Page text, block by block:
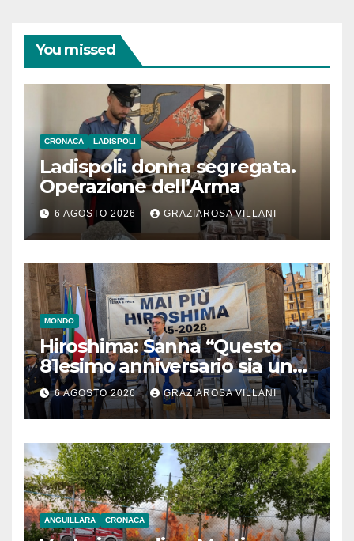
You missed
CRONACA LADISPOLI
Ladispoli: donna segregata.
Operazione dell’Arma
6 AGOSTO 2026 GRAZIAROSA VILLANI
MONDO
Hiroshima: Sanna “Questo
81esimo anniversario sia un
monito per tutti”
6 AGOSTO 2026 GRAZIAROSA VILLANI
ANGUILLARA CRONACA